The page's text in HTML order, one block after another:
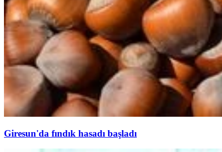
Giresun'da fındık hasadı başladı